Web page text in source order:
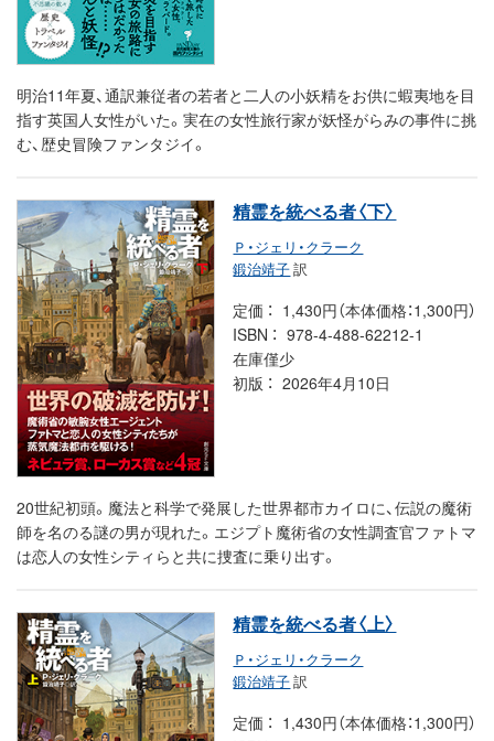
明治11年夏、通訳兼従者の若者と二人の小妖精をお供に蝦夷地を目
指す英国人女性がいた。実在の女性旅行家が妖怪がらみの事件に挑
む、歴史冒険ファンタジイ。
精霊を統べる者〈下〉
Ｐ・ジェリ・クラーク
鍛治靖子訳
定価
1,430円（本体価格：1,300円）
ISBN
978-4-488-62212-1
在庫僅少
初版
2026年4月10日
20世紀初頭。魔法と科学で発展した世界都市カイロに、伝説の魔術
師を名のる謎の男が現れた。エジプト魔術省の女性調査官ファトマ
は恋人の女性シティらと共に捜査に乗り出す。
精霊を統べる者〈上〉
Ｐ・ジェリ・クラーク
鍛治靖子訳
定価
1,430円（本体価格：1,300円）